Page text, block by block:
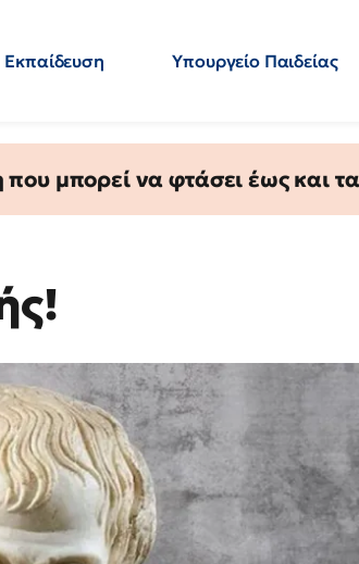
Εκπαίδευση Υπουργείο Παιδείας
μπορεί να φτάσει έως και τα